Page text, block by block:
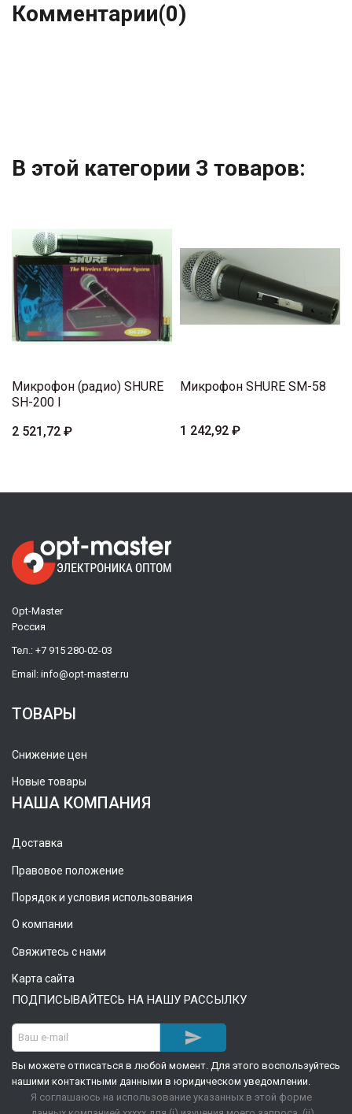
Комментарии(0)
В этой категории 3 товаров:
Микрофон (радио) SHURE
SH-200 I
2 521,72 ₽
Микрофон SHURE SM-58
1 242,92 ₽
Opt-Master
Россия
Тел.: +7 915 280-02-03
Email: info@opt-master.ru
ТОВАРЫ
Снижение цен
Новые товары
НАША КОМПАНИЯ
Доставка
Правовое положение
Порядок и условия использования
О компании
Свяжитесь с нами
Карта сайта
ПОДПИСЫВАЙТЕСЬ НА НАШУ РАССЫЛКУ

Вы можете отписаться в любой момент. Для этого воспользуйтесь
нашими контактными данными в юридическом уведомлении.
Я соглашаюсь на использование указанных в этой форме